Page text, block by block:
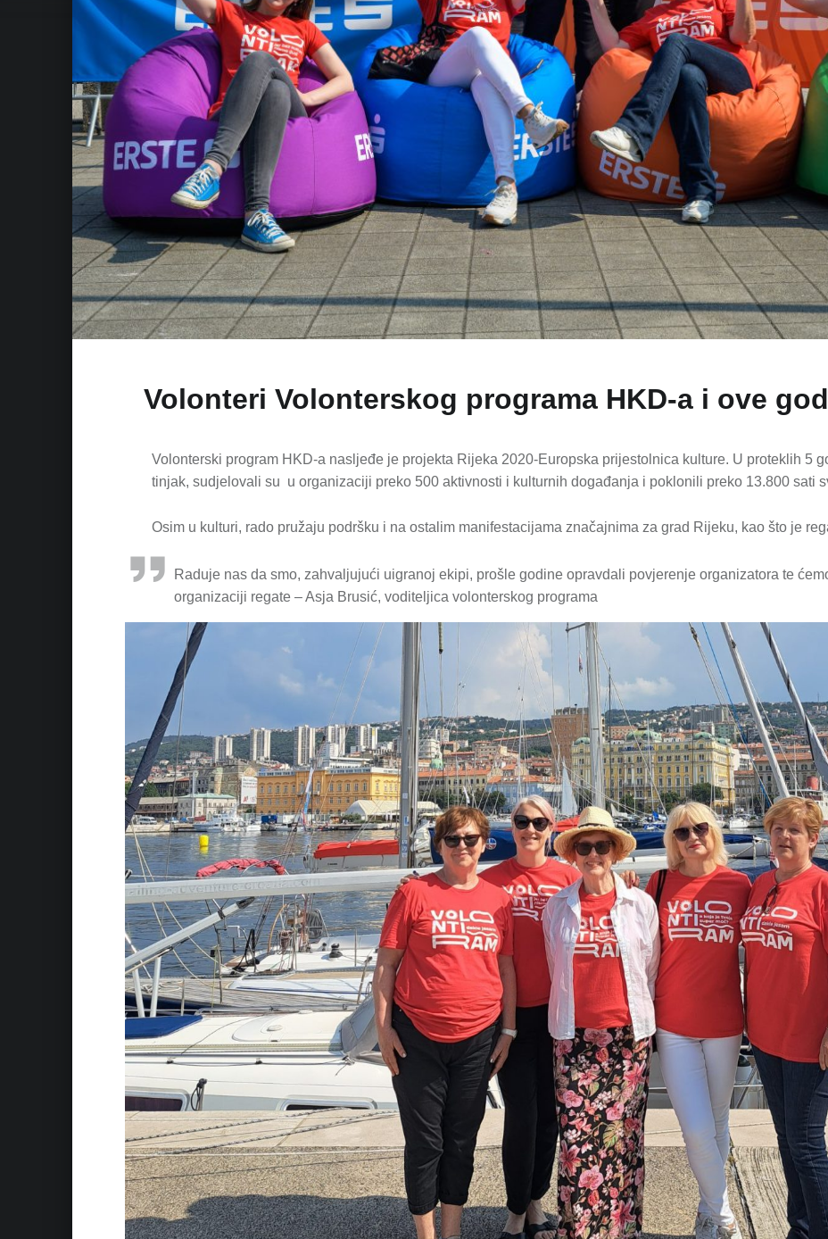
Volonteri Volonterskog programa HKD-a i ove
Volonterski program HKD-a nasljeđe je projekta Rijeka 2020-Europska prijestolnica kulture. U proteklih 5
tinjak, sudjelovali su u organizaciji preko 500 aktivnosti i kulturnih događanja i poklonili preko 13.800 sati
Osim u kulturi, rado pružaju podršku i na ostalim manifestacijama značajnima za grad Rijeku, kao što je
Raduje nas da smo, zahvaljujući uigranoj ekipi, prošle godine opravdali povjerenje organizatora te
organizaciji regate – Asja Brusić, voditeljica volonterskog programa